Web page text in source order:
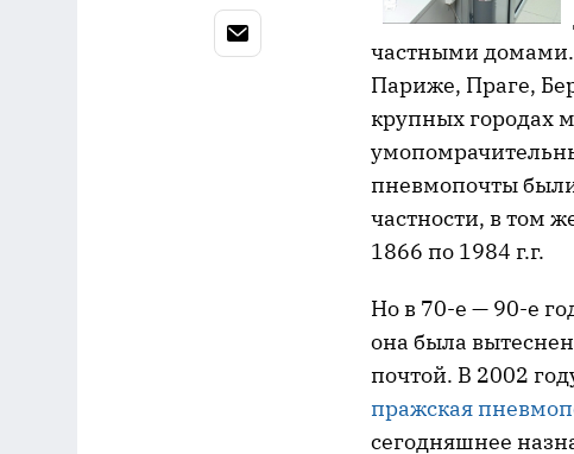
частными домами.
Париже, Праге,
крупных городах
пневмопочты
частности, в том
1866 по 1984 г.г.
Но в 70-е — 90-е
она была
почтой. В 2002
пражская
сегодняшнее